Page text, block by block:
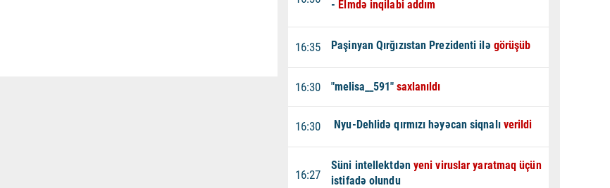
- Elmdə inqilabi addım
16:35 Paşinyan Qırğızıstan Prezidenti ilə görüşüb
16:30 "melisa__591"saxlanıldı
16:30 Nyu-Dehlidə qırmızı həyəcan siqnalıverildi
16:27
Süni intellektdən yeni viruslar yaratmaq üçün
istifadə olundu